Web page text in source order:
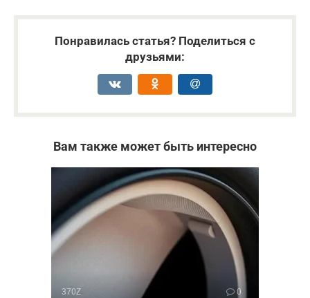
Понравилась статья? Поделиться с
друзьями:
Вам также может быть интересно
370Z 0